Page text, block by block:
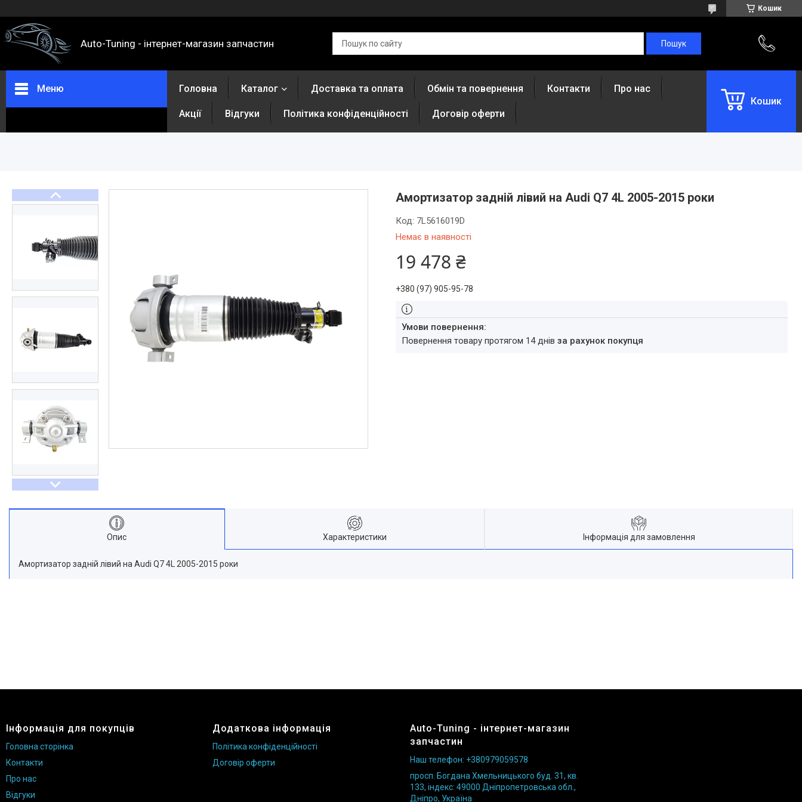
Кошик
Auto-Tuning - інтернет-магазин запчастин
Меню
Повернення та обмін
Акції
Політика конфіденційності
Головна Каталог Доставка та оплата Обмін та повернення Контакти Про нас
Акції Відгуки Політика конфіденційності Договір оферти
Кошик
Амортизатор задній лівий на Audi Q7 4L 2005-2015 роки
Немає в наявності
Код: 7L5616019D
19 478 ₴
+380 (97) 905-95-78
повернення товару протягом 14 днів за рахунок покупця
Опис Характеристики Інформація для замовлення
Амортизатор задній лівий на Audi Q7 4L 2005-2015 роки
Інформація для покупців
Головна сторінка
Контакти
Про нас
Відгуки
Додаткова інформація
Політика конфіденційності
Договір оферти
Auto-Tuning - інтернет-магазин
запчастин
Наш телефон: +380979059578
просп. Богдана Хмельницького буд. 31, кв.
133, індекс: 49000 Дніпропетровська обл.,
Дніпро, Україна